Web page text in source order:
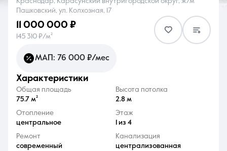
О компании Контакты
8 (861) 297-00-00
Ежедневно с 08:30 до 20:00
Пашковский, ул. Колхозная, 17
11 000 000 ₽
145 310 ₽/м²
МАП: 76 000 ₽/мес
характеристики
Общая площадь
75.7 м²
Высота потолка
2.8 м
Отопление
центральное
Этаж
1 из 4
Ремонт
современный
Канализация
централизованная